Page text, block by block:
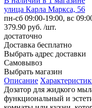
улица Карла Маркса, 56
пн-сб 09:00-19:00, вс
379.90 руб. /шт.
достаточно
Доставка бесплатно
Выбрать адрес доставки
Самовывоз
Выбрать магазин
Описание
Дозатор для жидкого
функциональный и